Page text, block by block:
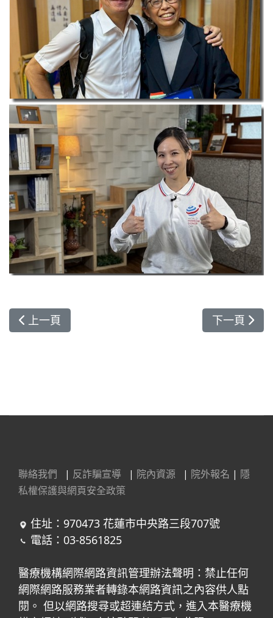
上一篇文章: 玉里慈院的最後一診 易志勳感恩說再
上一頁 下一篇文章
下一頁
聯絡我們 | 反詐騙宣導 | 院內資源 | 院外報名 | 隱
私權保護與網頁安全政策
住址：970473 花蓮市中央路三段707號
電話：03-8561825
醫療機構網際網路資訊管理辦法聲明：禁止任何
網際網路服務業者轉錄本網路資訊之內容供人點
閱。 但以網路搜尋或超連結方式，進入本醫療機